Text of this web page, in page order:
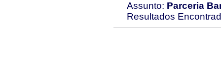
Assunto: Parceria
Resultados